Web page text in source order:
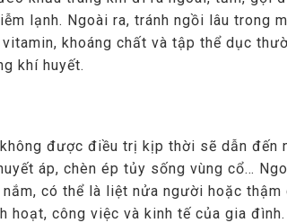
lạnh. Ngoài ra, tránh ngồi lâu trong
khoáng chất và tập thể dục
khí huyết.
được điều trị kịp thời sẽ dẫn đến
áp, chèn ép tủy sống vùng cổ…
có thể là liệt nửa người hoặc
hoạt, công việc và kinh tế của gia đình.